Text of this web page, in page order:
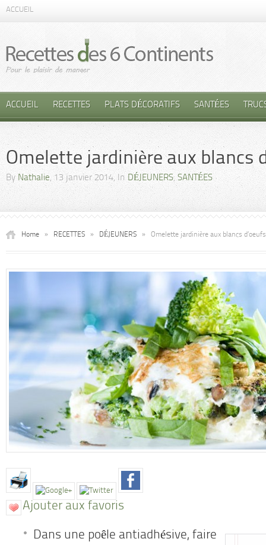
ACCUEIL
ACCUEIL RECETTES PLATS DÉCORATIFS SANTÉES
Omelette jardinière aux blancs
By Nathalie, 13 janvier 2014, In DÉJEUNERS,SANTÉES
Home » RECETTES » DÉJEUNERS » Omelette jardinière aux blancs d’oeufs
Ajouter aux favoris
Dans une poêle antiadhésive, faire